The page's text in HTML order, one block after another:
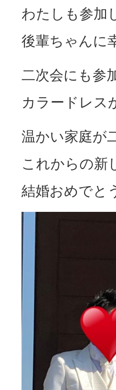
わたしも参加
後輩ちゃんに
二次会にも参
カラードレス
温かい家庭が
これからの新
結婚おめでと